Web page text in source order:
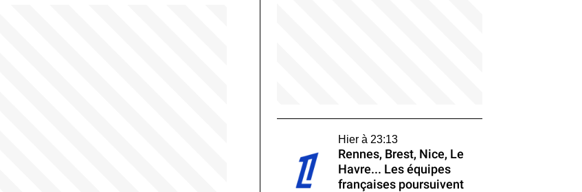
Hier à 23:13
Rennes, Brest, Nice, Le
Havre... Les équipes
françaises poursuivent